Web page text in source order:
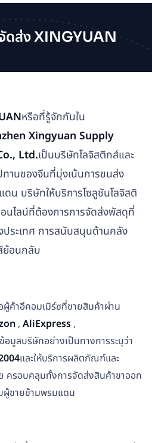
ดส่ง XINGYUAN
หรือที่รู้จักกันใน
Xingyuan Supply
Ltd.เป็นบริษัทโลจิสติกส์และ
ทานของจีนที่มุ่งเน้นการขนส่ง
น บริษัทให้บริการโซลูชันโลจิสติ
นไลน์ที่ต้องการการจัดส่งพัสดุที่
ประเทศ การสนับสนุนด้านคลัง
ย้อนกลับ
ค้าอีคอมเมิร์ซที่ขายสินค้าผ่าน
, AliExpress,
อมูลบริษัทอย่างเป็นทางการระบุว่า
และให้บริการผลิตภัณฑ์และ
ครอบคลุมทั้งการจัดส่งสินค้าขาออก
ผู้ขายข้ามพรมแดน